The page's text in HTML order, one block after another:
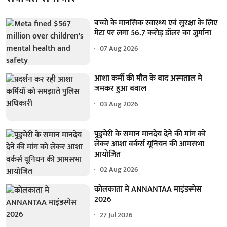
बच्चों के मानसिक स्वास्थ्य एवं सुरक्षा के लिए
मेटा पर लगा 56.7 करोड़ डॉलर का जुर्माना
07 Aug 2026
आशा कर्मी की मौत के बाद अस्पताल में
जमकर हुआ बवाल
03 Aug 2026
पुडुचेरी के समान मानदेय देने की मांग को
लेकर आशा वर्कर्स यूनियन की आमसभा
आयोजित
02 Aug 2026
कोलकाता में ANNANTAA माइंडस्पेस
2026
27 Jul 2026